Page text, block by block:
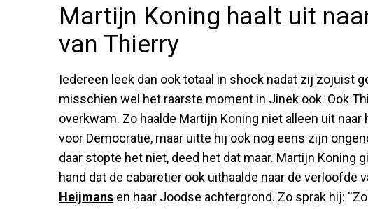
Martijn Koning haalt uit
van Thierry
Iedereen leek dan ook totaal in shock nadat zij zojuist
misschien wel het raarste moment in Jinek ook. Ook
overkwam. Zo haalde Martijn Koning niet alleen uit
voor Democratie, maar uitte hij ook nog eens zijn
daar stopte het niet, deed het dat maar. Martijn Koning
hand dat de cabaretier ook uithaalde naar de verloofde
Heijmans en haar Joodse achtergrond. Zo sprak hij: